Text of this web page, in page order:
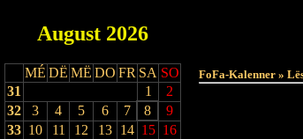
August 2026
MÉ DË MË DO FR SA SO
31
1
2
32
3 4 5 6 7 8
9
33 10 11 12 13 14 15 16
FoFa-Kalenner »